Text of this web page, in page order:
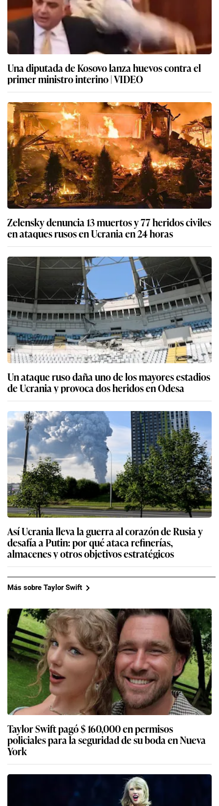
Una diputada de Kosovo lanza huevos contra el
primer ministro interino | VIDEO
Zelensky denuncia 13 muertos y 77 heridos civiles
en ataques rusos en Ucrania en 24 horas
Un ataque ruso daña uno de los mayores estadios
de Ucrania y provoca dos heridos en Odesa
Así Ucrania lleva la guerra al corazón de Rusia y
desafía a Putin: por qué ataca refinerías,
almacenes y otros objetivos estratégicos
Más sobre Taylor Swift
Taylor Swift pagó $ 160,000 en permisos
policiales para la seguridad de su boda en Nueva
York